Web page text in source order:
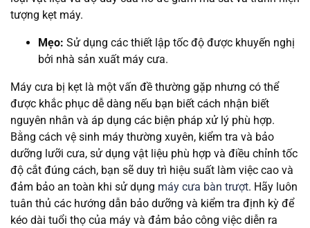
tượng kẹt máy.
Mẹo: Sử dụng các thiết lập tốc độ được khuyến nghị
bởi nhà sản xuất máy cưa.
Máy cưa bị kẹt là một vấn đề thường gặp nhưng có thể
được khắc phục dễ dàng nếu bạn biết cách nhận biết
nguyên nhân và áp dụng các biện pháp xử lý phù hợp.
Bằng cách vệ sinh máy thường xuyên, kiểm tra và bảo
dưỡng lưỡi cưa, sử dụng vật liệu phù hợp và điều chỉnh tốc
độ cắt đúng cách, bạn sẽ duy trì hiệu suất làm việc cao và
đảm bảo an toàn khi sử dụng máy cưa bàn trượt. Hãy luôn
tuân thủ các hướng dẫn bảo dưỡng và kiểm tra định kỳ để
kéo dài tuổi thọ của máy và đảm bảo công việc diễn ra